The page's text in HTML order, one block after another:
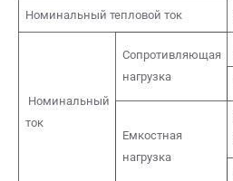
Номинальный тепловой ток
Номинальный
ток
Сопротивляющая
нагрузка
Емкостная
нагрузка